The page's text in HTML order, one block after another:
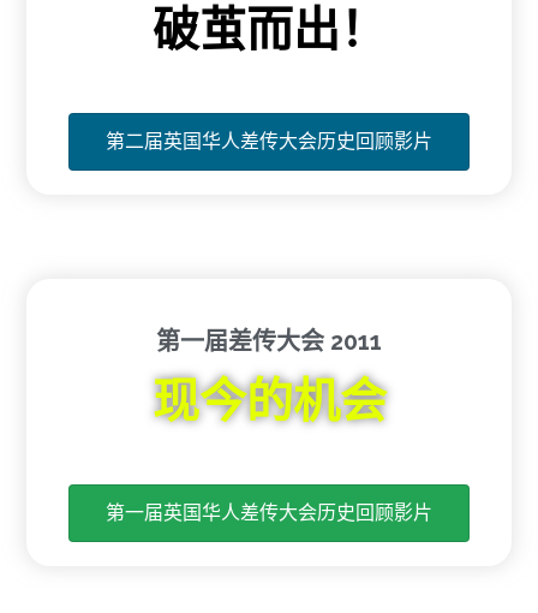
破茧而出！
第二届英国华人差传大会历史回顾影片
第一届差传大会 2011
现今的机会
第一届英国华人差传大会历史回顾影片